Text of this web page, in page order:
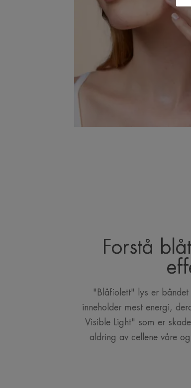
Forstå
"Blåfiolett" lys er båndet
inneholder mest energi,
Visible Light" som er
aldring av cellene våre